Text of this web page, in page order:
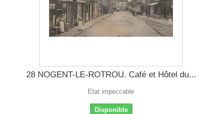
28 NOGENT-LE-ROTROU. Café et Hôtel du...
Etat impeccable
Disponible